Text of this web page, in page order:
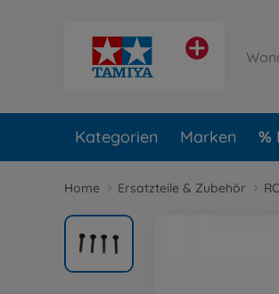
Kategorien Marken
Home Ersatzteile & Zubehör